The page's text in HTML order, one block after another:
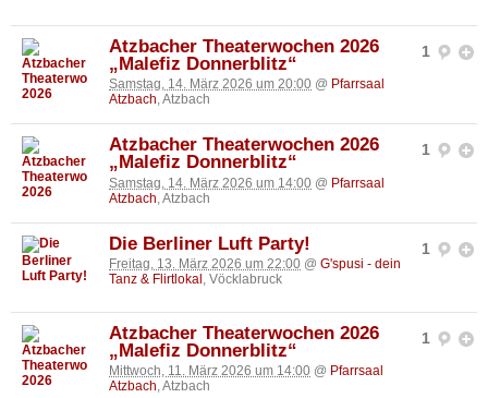
1
Atzbacher Theaterwochen 2026
„Malefiz Donnerblitz“
Samstag, 14. März 2026 um 20:00 @ Pfarrsaal
Atzbach, Atzbach
1
Atzbacher Theaterwochen 2026
„Malefiz Donnerblitz“
Samstag, 14. März 2026 um 14:00 @ Pfarrsaal
Atzbach , Atzbach
1
Die Berliner Luft Party!
Freitag, 13. März 2026 um 22:00 @ G'spusi - dein
Tanz & Flirtlokal , Vöcklabruck
1
Atzbacher Theaterwochen 2026
„Malefiz Donnerblitz“
Mittwoch, 11. März 2026 um 14:00 @ Pfarrsaal
Atzbach, Atzbach